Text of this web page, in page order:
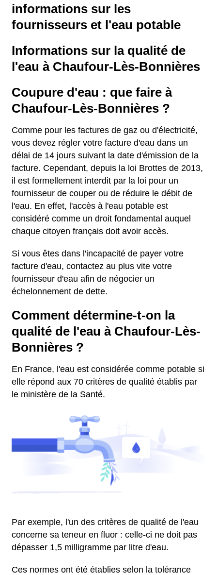
informations sur les
fournisseurs et l'eau potable
Informations sur la qualité de
l'eau à Chaufour-Lès-Bonnières
Coupure d'eau : que faire à
Chaufour-Lès-Bonnières ?
Comme pour les factures de gaz ou d'électricité,
vous devez régler votre facture d'eau dans un
délai de 14 jours suivant la date d'émission de la
facture. Cependant, depuis la loi Brottes de 2013,
il est formellement interdit par la loi pour un
fournisseur de couper ou de réduire le débit de
l'eau. En effet, l'accès à l'eau potable est
considéré comme un droit fondamental auquel
chaque citoyen français doit avoir accès.
Si vous êtes dans l'incapacité de payer votre
facture d'eau, contactez au plus vite votre
fournisseur d'eau afin de négocier un
échelonnement de dette.
Comment détermine-t-on la
qualité de l'eau à Chaufour-Lès-
Bonnières ?
En France, l'eau est considérée comme potable si
elle répond aux 70 critères de qualité établis par
le ministère de la Santé.
Par exemple, l'un des critères de qualité de l'eau
concerne sa teneur en fluor : celle-ci ne doit pas
dépasser 1,5 milligramme par litre d'eau.
Ces normes ont été établies selon la tolérance